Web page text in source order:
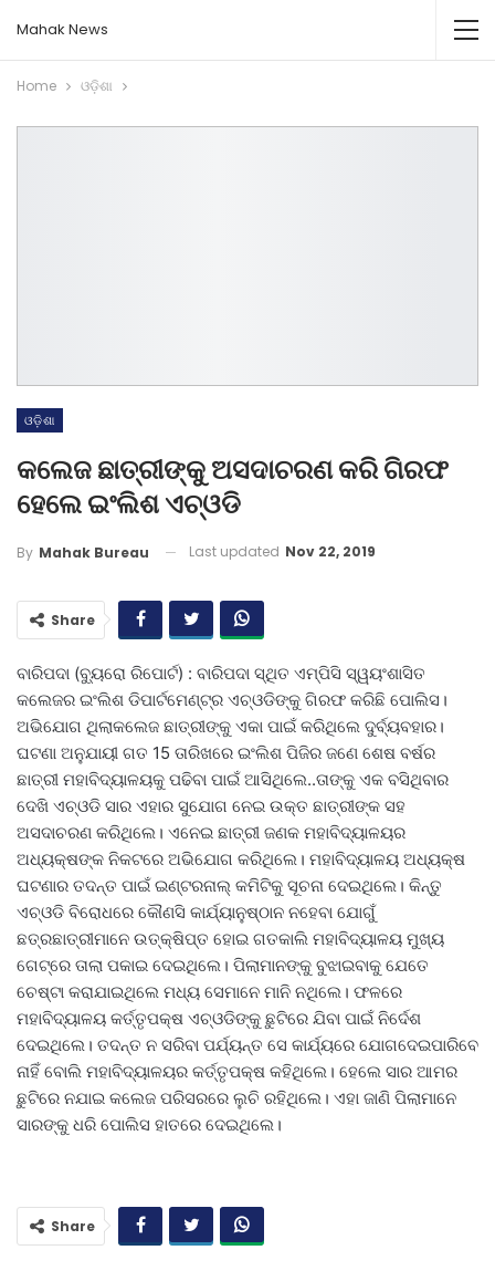
Mahak News
Home ଓଡ଼ିଶା
ଓଡ଼ିଶା
କଲେଜ ଛାତ୍ରୀଙ୍କୁ ଅସଦାଚରଣ କରି ଗିରଫ
ହେଲେ ଇଂଲିଶ ଏଚ୍‌ଓଡି
By Mahak Bureau Last updated Nov 22, 2019
Share
ବାରିପଦା (ବ୍ୟୁରୋ ରିପୋର୍ଟ) : ବାରିପଦା ସ୍ଥିତ ଏମ୍‌ପିସି ସ୍ୱୟଂଶାସିତ
କଲେଜର ଇଂଲିଶ ଡିପାର୍ଟମେଣ୍ଟ୍‌ର ଏଚ୍‌ଓଡିଙ୍କୁ ଗିରଫ କରିଛି ପୋଲିସ।
ଅଭିଯୋଗ ଥିଲାକଲେଜ ଛାତ୍ରୀଙ୍କୁ ଏକା ପାଇଁ କରିଥିଲେ ଦୁର୍ବ୍ୟବହାର।
ଘଟଣା ଅନୁଯାୟୀ ଗତ 15 ତାରିଖରେ ଇଂଲିଶ ପିଜିର ଜଣେ ଶେଷ ବର୍ଷର
ଛାତ୍ରୀ ମହାବିଦ୍ୟାଳୟକୁ ପଢିବା ପାଇଁ ଆସିଥିଲେ..ତାଙ୍କୁ ଏକ ବସିଥିବାର
ଦେଖି ଏଚ୍‌ଓଡି ସାର ଏହାର ସୁଯୋଗ ନେଇ ଉକ୍ତ ଛାତ୍ରୀଙ୍କ ସହ
ଅସଦାଚରଣ କରିଥିଲେ। ଏନେଇ ଛାତ୍ରୀ ଜଣକ ମହାବିଦ୍ୟାଳୟର
ଅଧ୍ୟକ୍ଷଙ୍କ ନିକଟରେ ଅଭିଯୋଗ କରିଥିଲେ। ମହାବିଦ୍ୟାଳୟ ଅଧ୍ୟକ୍ଷ
ଘଟଣାର ତଦନ୍ତ ପାଇଁ ଇଣ୍ଟରନାଲ୍‌ କମିଟିକୁ ସୂଚନା ଦେଇଥିଲେ। କିନ୍ତୁ
ଏଚ୍‌ଓଡି ବିରୋଧରେ କୌଣସି କାର୍ଯ୍ୟାନୁଷ୍ଠାନ ନହେବା ଯୋଗୁଁ
ଛତ୍ରଛାତ୍ରୀମାନେ ଉତ୍‌କ୍ଷିପ୍ତ ହୋଇ ଗତକାଲି ମହାବିଦ୍ୟାଳୟ ମୁଖ୍ୟ
ଗେଟ୍‌ରେ ତାଲା ପକାଇ ଦେଇଥିଲେ। ପିଲାମାନଙ୍କୁ ବୁଝାଇବାକୁ ଯେତେ
ଚେଷ୍ଟା କରାଯାଇଥିଲେ ମଧ୍ୟ ସେମାନେ ମାନି ନଥିଲେ। ଫଳରେ
ମହାବିଦ୍ୟାଳୟ କର୍ତ୍ତୃପକ୍ଷ ଏଚ୍‌ଓଡିଙ୍କୁ ଛୁଟିରେ ଯିବା ପାଇଁ ନିର୍ଦେଶ
ଦେଇଥିଲେ। ତଦନ୍ତ ନ ସରିବା ପର୍ଯ୍ୟନ୍ତ ସେ କାର୍ଯ୍ୟରେ ଯୋଗଦେଇପାରିବେ
ନାହିଁ ବୋଲି ମହାବିଦ୍ୟାଳୟର କର୍ତ୍ତୃପକ୍ଷ କହିଥିଲେ। ହେଲେ ସାର ଆମର
ଛୁଟିରେ ନଯାଇ କଲେଜ ପରିସରରେ ଲୁଚି ରହିଥିଲେ। ଏହା ଜାଣି ପିଲାମାନେ
ସାରଙ୍କୁ ଧରି ପୋଲିସ ହାତରେ ଦେଇଥିଲେ।
Share